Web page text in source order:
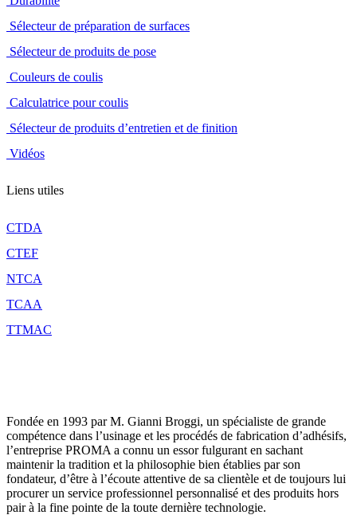
Sélecteur de préparation de surfaces
Sélecteur de produits de pose
Couleurs de coulis
Calculatrice pour coulis
Sélecteur de produits d’entretien et de finition
Vidéos
Liens utiles
CTDA
CTEF
NTCA
TCAA
TTMAC
Fondée en 1993 par M. Gianni Broggi, un spécialiste de grande
compétence dans l’usinage et les procédés de fabrication d’adhésifs,
l’entreprise PROMA a connu un essor fulgurant en sachant
maintenir la tradition et la philosophie bien établies par son
fondateur, d’être à l’écoute attentive de sa clientèle et de toujours lui
procurer un service professionnel personnalisé et des produits hors
pair à la fine pointe de la toute dernière technologie.